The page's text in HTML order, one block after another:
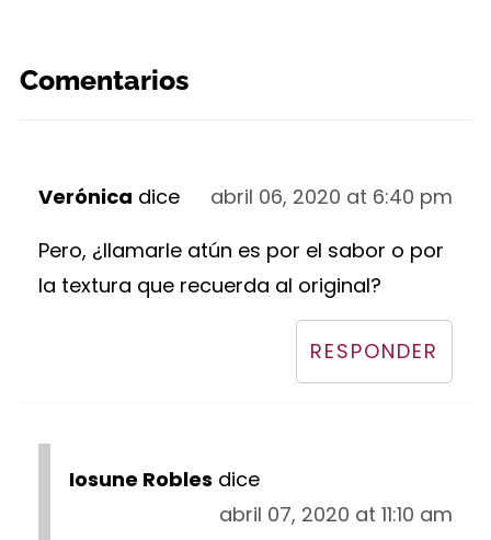
Comentarios
Verónica dice
abril 06, 2020 at 6:40 pm
Pero, ¿llamarle atún es por el sabor o por
la textura que recuerda al original?
RESPONDER
Iosune Robles dice
abril 07, 2020 at 11:10 am